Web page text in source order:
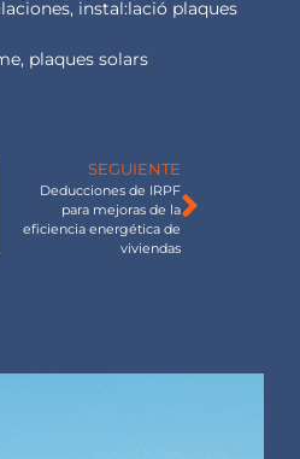
, instal:lació plaques
, plaques solars
SEGUIENTE
Deducciones de IRPF
para mejoras de la
eficiencia energética de
viviendas